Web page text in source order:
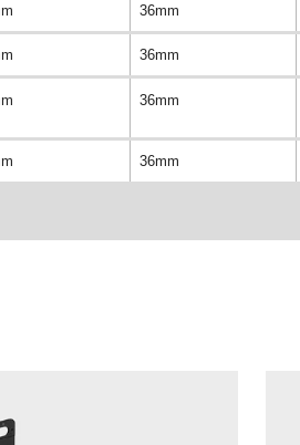
36mm
36mm
36mm
36mm